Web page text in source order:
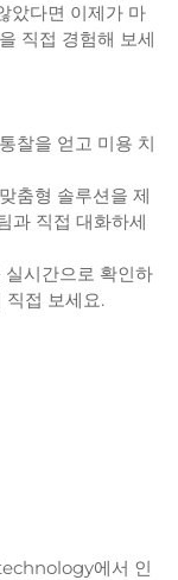
았다면 이제가 마
직접 경험해 보세
찰을 얻고 미용 치
춤형 솔루션을 제
과 직접 대화하세
시간으로 확인하
접 보세요.
에서 인